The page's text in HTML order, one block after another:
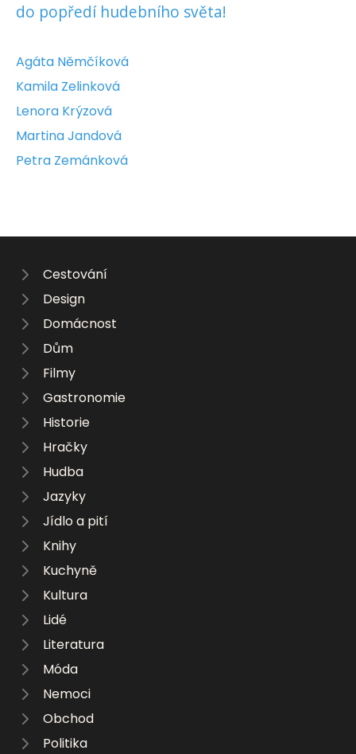
do popředí hudebního světa!
Agáta Němčíková
Kamila Zelinková
Lenora Krýzová
Martina Jandová
Petra Zemánková
Cestování
Design
Domácnost
Dům
Filmy
Gastronomie
Historie
Hračky
Hudba
Jazyky
Jídlo a pití
Knihy
Kuchyně
Kultura
Lidé
Literatura
Móda
Nemoci
Obchod
Politika